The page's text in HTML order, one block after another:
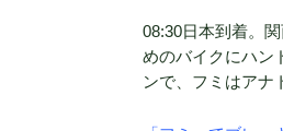
08:30日本到着。
めのバイクにハン
ンで、フミはアナ